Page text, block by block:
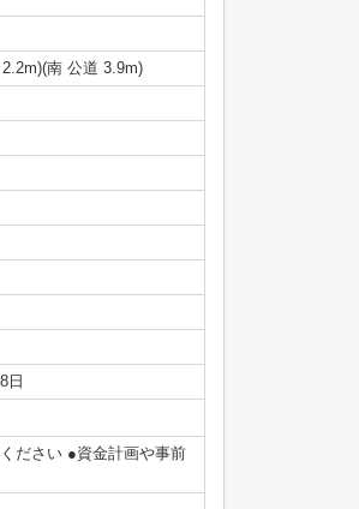
南 公道 3.9m)
日
ださい ●資金計画や事前